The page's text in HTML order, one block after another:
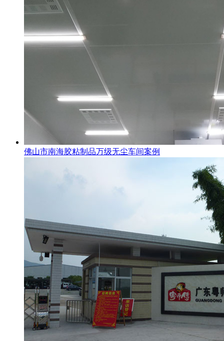
佛山市南海胶粘制品万级无尘车间案例